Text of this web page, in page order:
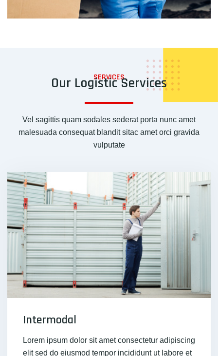
SERVICES
Our Logistic Services
Vel sagittis quam sodales sederat porta nunc amet
malesuada consequat blandit sitac amet orci gravida
vulputate
Intermodal
Lorem ipsum dolor sit amet consectetur adipiscing
elit sed do eiusmod tempor incididunt ut labore et